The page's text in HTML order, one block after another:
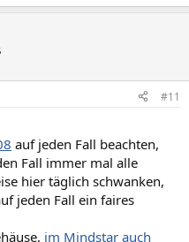
#11
auf jeden Fall beachten,
Fall immer mal alle
hier täglich schwanken,
jeden Fall ein faires
im Mindstar auch